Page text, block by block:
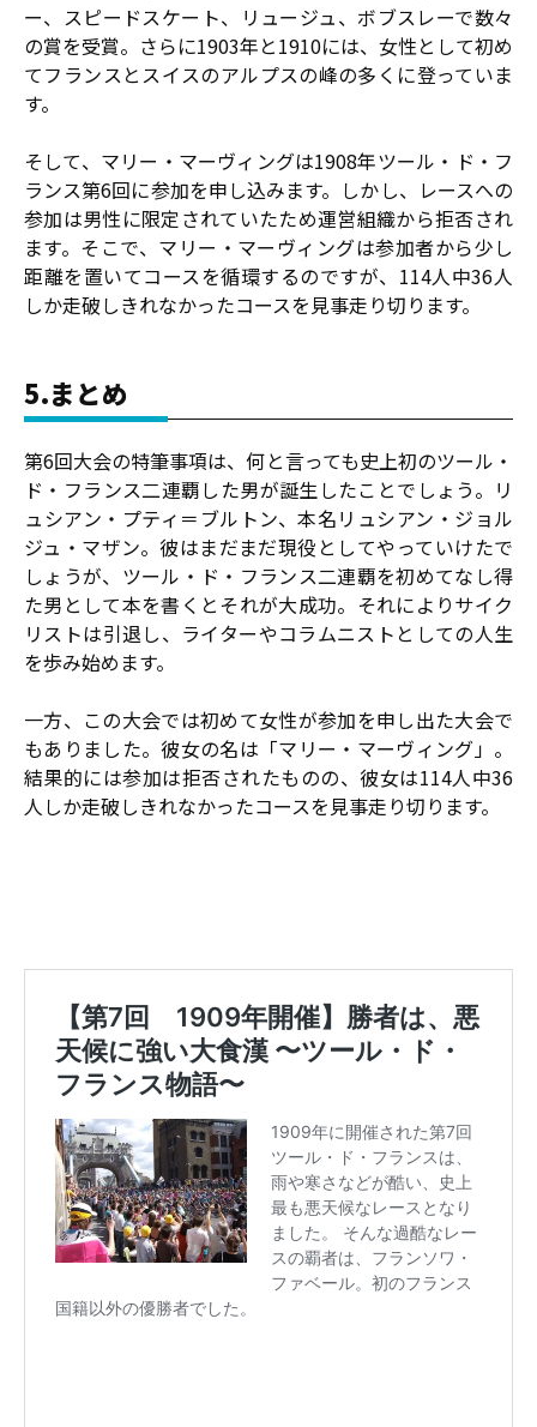
ー、スピードスケート、リュージュ、ボブスレーで数々
の賞を受賞。さらに1903年と1910には、女性として初め
てフランスとスイスのアルプスの峰の多くに登っていま
す。
そして、マリー・マーヴィングは1908年ツール・ド・フ
ランス第6回に参加を申し込みます。しかし、レースへの
参加は男性に限定されていたため運営組織から拒否され
ます。そこで、マリー・マーヴィングは参加者から少し
距離を置いてコースを循環するのですが、114人中36人
しか走破しきれなかったコースを見事走り切ります。
5.まとめ
第6回大会の特筆事項は、何と言っても史上初のツール・
ド・フランス二連覇した男が誕生したことでしょう。リ
ュシアン・プティ＝ブルトン、本名リュシアン・ジョル
ジュ・マザン。彼はまだまだ現役としてやっていけたで
しょうが、ツール・ド・フランス二連覇を初めてなし得
た男として本を書くとそれが大成功。それによりサイク
リストは引退し、ライターやコラムニストとしての人生
を歩み始めます。
一方、この大会では初めて女性が参加を申し出た大会で
もありました。彼女の名は「マリー・マーヴィング」。
結果的には参加は拒否されたものの、彼女は114人中36
人しか走破しきれなかったコースを見事走り切ります。